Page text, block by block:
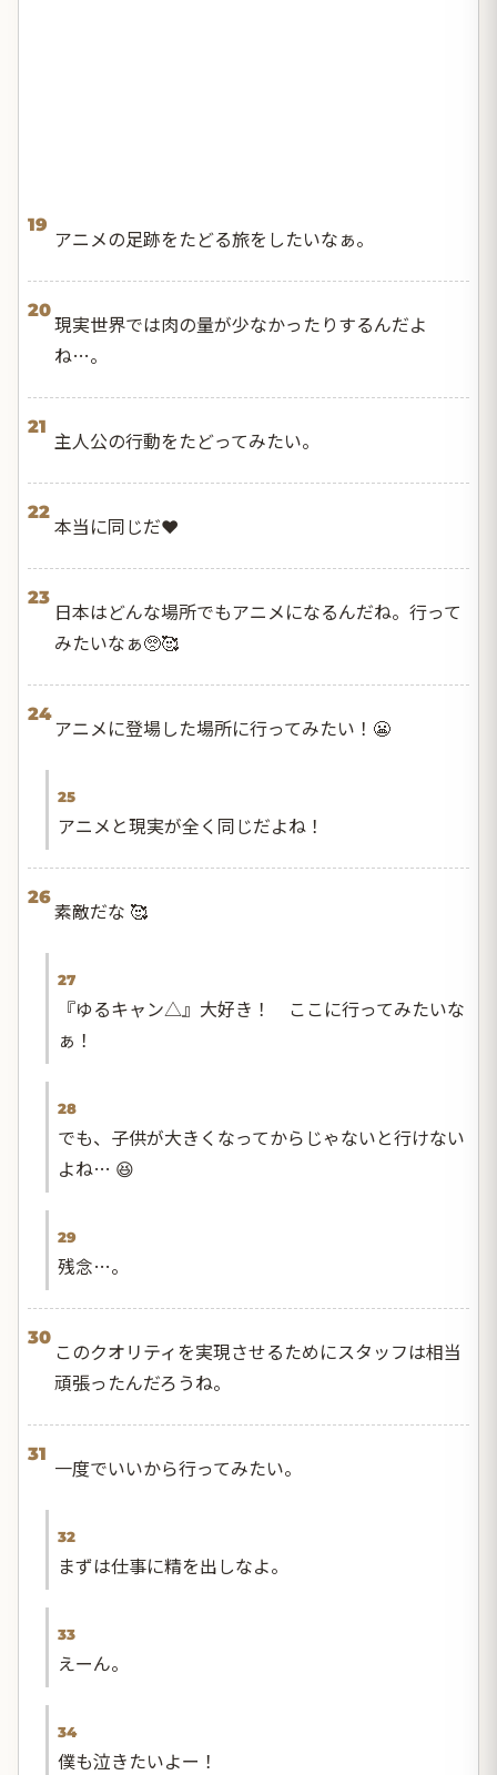
19
アニメの足跡をたどる旅をしたいなぁ。
20
現実世界では肉の量が少なかったりするんだよ
ね…。
21
主人公の行動をたどってみたい。
22
本当に同じだ❤️
23
日本はどんな場所でもアニメになるんだね。行って
みたいなぁ🥺🥰
24
アニメに登場した場所に行ってみたい！😬
25
アニメと現実が全く同じだよね！
26
素敵だな 🥰
27
『ゆるキャン△』大好き！ ここに行ってみたいな
ぁ！
28
でも、子供が大きくなってからじゃないと行けない
よね… 😆
29
残念…。
30
このクオリティを実現させるためにスタッフは相当
頑張ったんだろうね。
31
一度でいいから行ってみたい。
32
まずは仕事に精を出しなよ。
33
えーん。
34
僕も泣きたいよー！